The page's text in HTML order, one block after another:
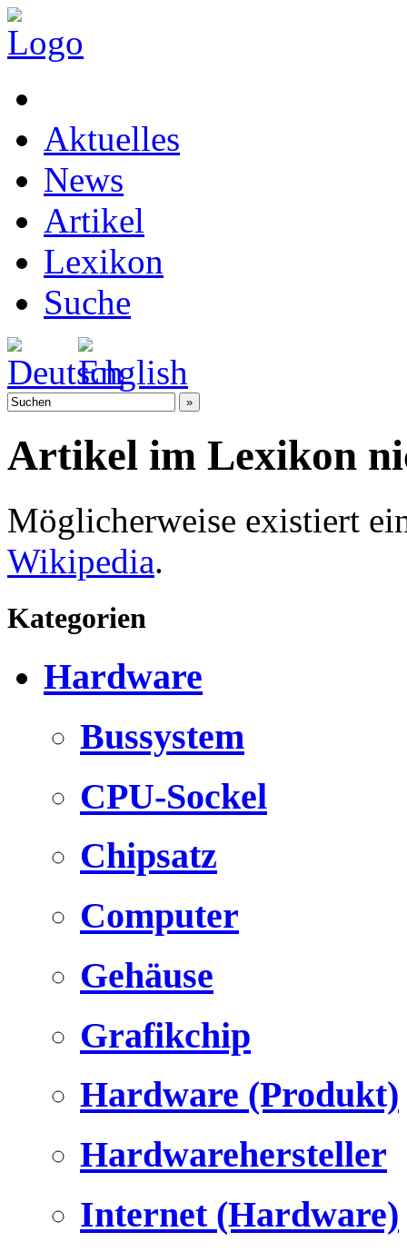
Aktuelles
News
Artikel
Lexikon
Suche
Artikel im Lexikon
Möglicherweise existiert
Wikipedia.
Kategorien
Hardware
Bussystem
CPU-Sockel
Chipsatz
Computer
Gehäuse
Grafikchip
Hardware (Produkt)
Hardwarehersteller
Internet (Hardware)